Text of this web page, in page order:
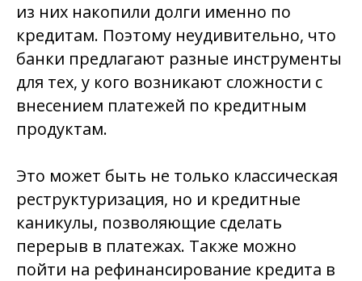
из них накопили долги именно по
кредитам. Поэтому неудивительно, что
банки предлагают разные инструменты
для тех, у кого возникают сложности с
внесением платежей по кредитным
продуктам.
Это может быть не только классическая
реструктуризация, но и кредитные
каникулы, позволяющие сделать
перерыв в платежах. Также можно
пойти на рефинансирование кредита в